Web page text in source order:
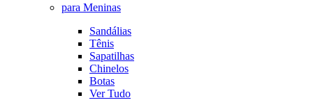
para Meninas
Sandálias
Tênis
Sapatilhas
Chinelos
Botas
Ver Tudo